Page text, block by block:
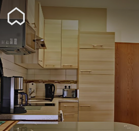
Wunderflats